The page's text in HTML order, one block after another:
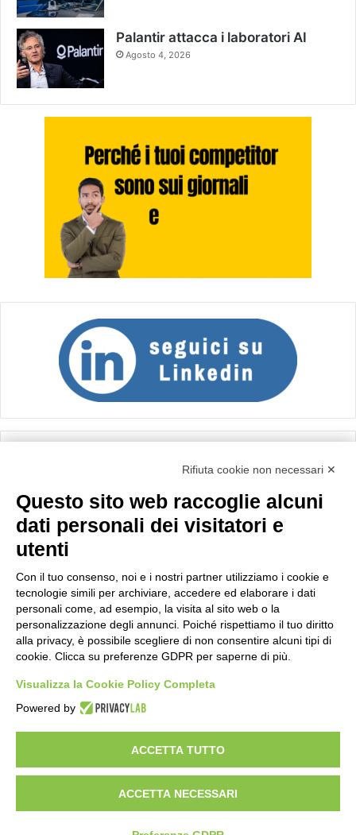
Palantir attacca i laboratori AI
Agosto 4, 2026
Importo netto (€):
Calcola
Scorporo IVA
Importo lordo (€):
Rifiuta cookie non necessari ✕
Questo sito web raccoglie alcuni
dati personali dei visitatori e
utenti
Con il tuo consenso, noi e i nostri partner utilizziamo i cookie e
tecnologie simili per archiviare, accedere ed elaborare i dati
personali come, ad esempio, la visita al sito web o la
personalizzazione degli annunci. Poiché rispettiamo il tuo diritto
alla privacy, è possibile scegliere di non consentire alcuni tipi di
cookie. Clicca su preferenze GDPR per saperne di più.
Visualizza la Cookie Policy Completa
Powered by
ACCETTA TUTTO
ACCETTA NECESSARI